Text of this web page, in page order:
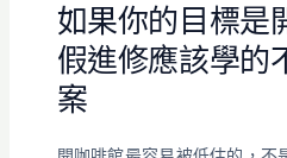
如果你的目標是
假進修應該學的
案